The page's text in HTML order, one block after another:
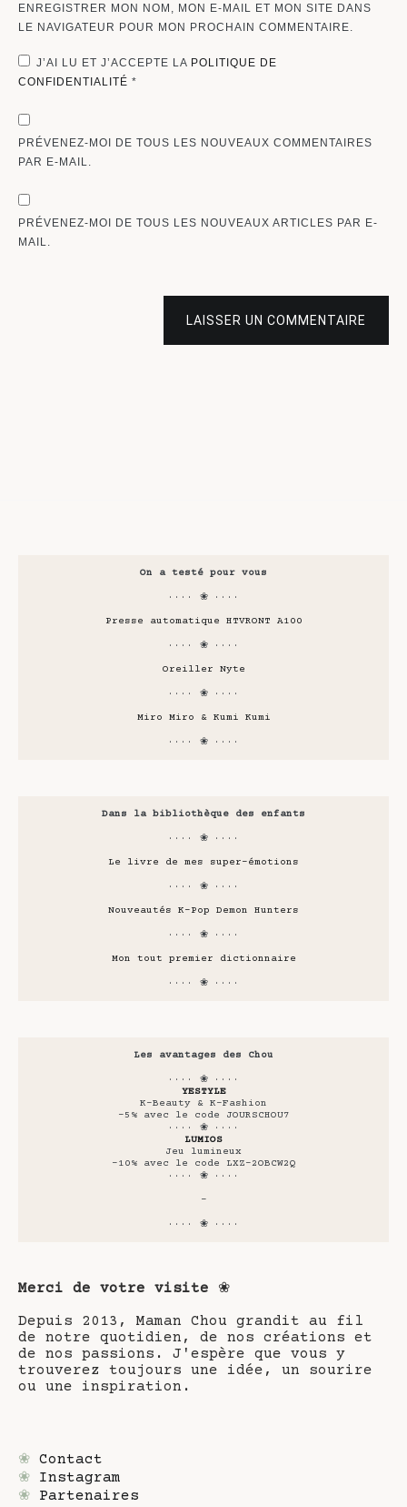
ENREGISTRER MON NOM, MON E-MAIL ET MON SITE DANS
LE NAVIGATEUR POUR MON PROCHAIN COMMENTAIRE.
J’AI LU ET J’ACCEPTE LA POLITIQUE DE
CONFIDENTIALITÉ *
PRÉVENEZ-MOI DE TOUS LES NOUVEAUX COMMENTAIRES
PAR E-MAIL.
PRÉVENEZ-MOI DE TOUS LES NOUVEAUX ARTICLES PAR E-
MAIL.
LAISSER UN COMMENTAIRE
On a testé pour vous
···· ❀ ····
Presse automatique HTVRONT A100
···· ❀ ····
Oreiller Nyte
···· ❀ ····
Miro Miro & Kumi Kumi
···· ❀ ····
Dans la bibliothèque des enfants
···· ❀ ····
Le livre de mes super-émotions
···· ❀ ····
Nouveautés K-Pop Demon Hunters
···· ❀ ····
Mon tout premier dictionnaire
···· ❀ ····
Les avantages des Chou
···· ❀ ····
YESTYLE
K-Beauty & K-Fashion
-5% avec le code JOURSCHOU7
···· ❀ ····
LUMIOS
Jeu lumineux
-10% avec le code LXZ-2OBCW2Q
···· ❀ ····
-
···· ❀ ····
Merci de votre visite ❀
Depuis 2013, Maman Chou grandit au fil
de notre quotidien, de nos créations et
de nos passions. J'espère que vous y
trouverez toujours une idée, un sourire
ou une inspiration.
❀ Contact
❀ Instagram
❀ Partenaires